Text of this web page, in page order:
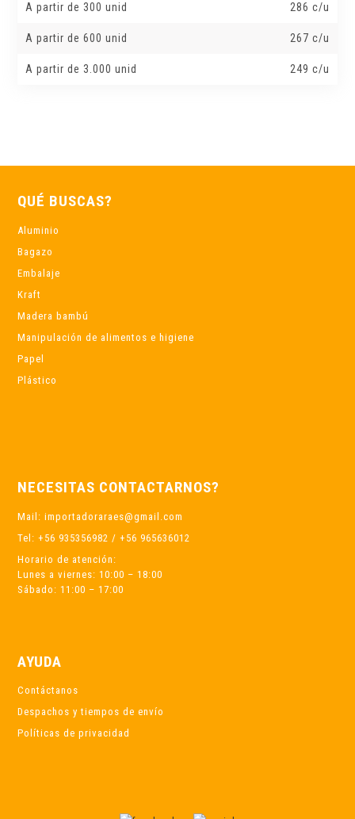
A partir de 300 unid 286 c/u
A partir de 600 unid 267 c/u
A partir de 3.000 unid 249 c/u
QUÉ BUSCAS?
Aluminio
Bagazo
Embalaje
Kraft
Madera bambú
Manipulación de alimentos e higiene
Papel
Plástico
NECESITAS CONTACTARNOS?
Mail: importadoraraes@gmail.com
Tel: +56 935356982 / +56 965636012
Horario de atención:
Lunes a viernes: 10:00 – 18:00
Sábado: 11:00 – 17:00
AYUDA
Contáctanos
Despachos y tiempos de envío
Políticas de privacidad